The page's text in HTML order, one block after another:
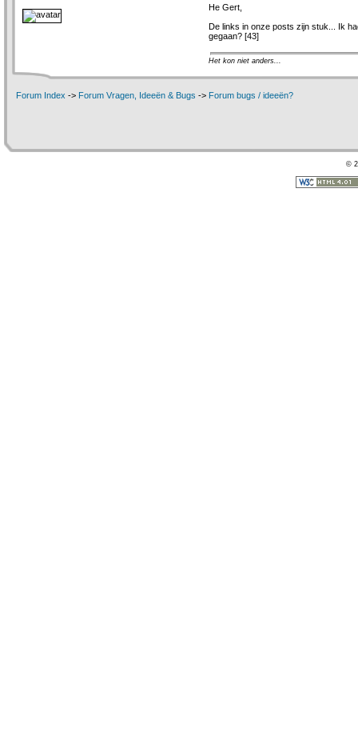
He Gert,
De links in onze posts zijn stuk... Ik
gegaan? [43]
Het kon niet anders...
Forum Index -> Forum Vragen, Ideeën & Bugs -> Forum bugs / ideeën?
©